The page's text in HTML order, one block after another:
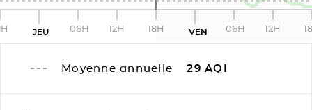
JEU 06H 12H 18H VEN 06H 12H
Moyenne annuelle 29 AQI